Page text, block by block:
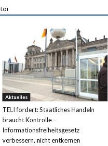
Aktuelles
TELI fordert: Staatliches Handeln
braucht Kontrolle –
Informationsfreiheitsgesetz
verbessern, nicht entkernen